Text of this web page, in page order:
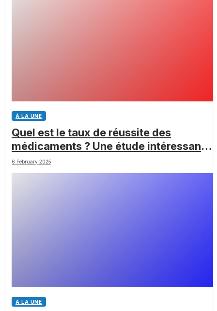
À LA UNE
Quel est le taux de réussite des
médicaments ? Une étude intéressante
chez les Big Pharmas
6 February 2025
À LA UNE